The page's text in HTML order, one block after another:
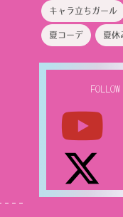
キャラ立ちガール
夏コーデ 夏休